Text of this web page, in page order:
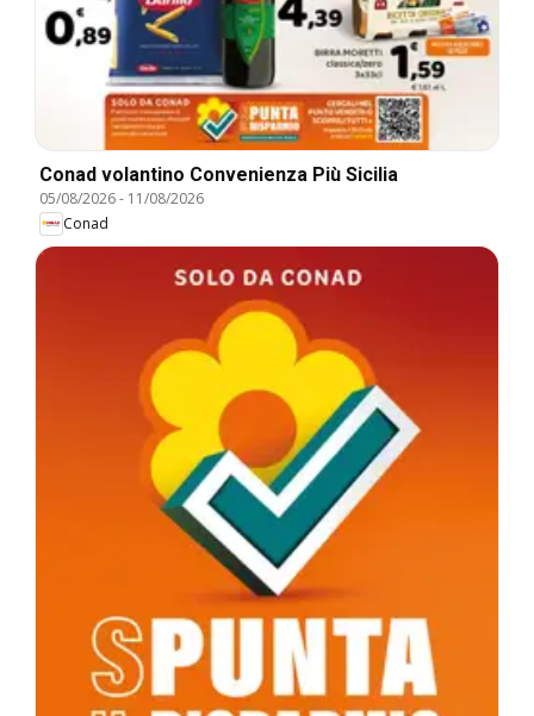
Conad volantino Convenienza Più Sicilia
05/08/2026- 11/08/2026
Conad